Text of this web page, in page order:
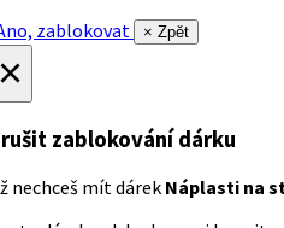
zablokovat
× Zpět
zablokování dárku
nechceš mít dárek Náplasti na